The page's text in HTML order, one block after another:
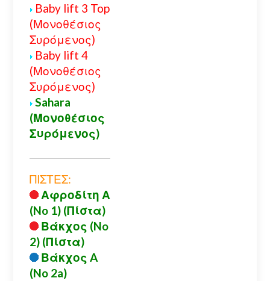
Baby lift 3 Top
(Μονοθέσιος
Συρόμενος)
Baby lift 4
(Μονοθέσιος
Συρόμενος)
Sahara
(Μονοθέσιος
Συρόμενος)
ΠΙΣΤΕΣ:
Αφροδίτη Α
(No 1) (Πίστα)
Βάκχος (No
2) (Πίστα)
Βάκχος A
(No 2a)